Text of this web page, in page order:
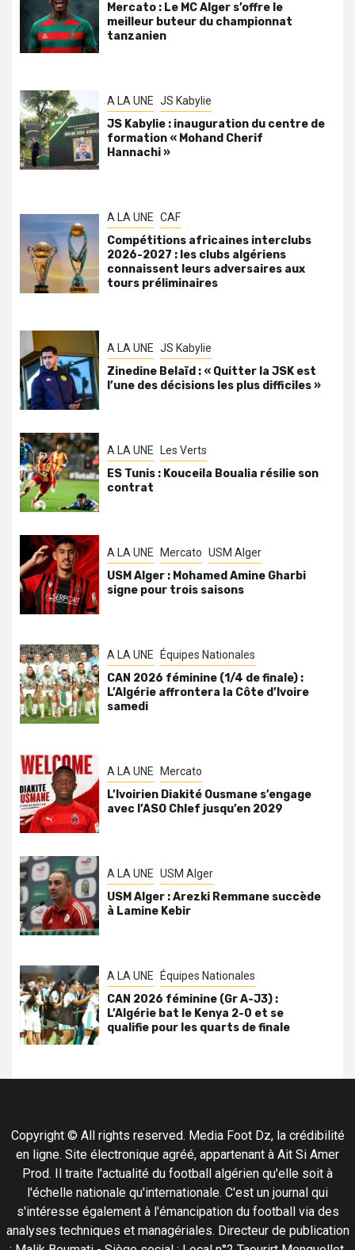
Mercato : Le MC Alger s’offre le
meilleur buteur du championnat
tanzanien
A LA UNE JS Kabylie
JS Kabylie : inauguration du centre de
formation « Mohand Cherif
Hannachi »
A LA UNE CAF
Compétitions africaines interclubs
2026-2027 : les clubs algériens
connaissent leurs adversaires aux
tours préliminaires
A LA UNE JS Kabylie
Zinedine Belaïd : « Quitter la JSK est
l’une des décisions les plus difficiles »
A LA UNE Les Verts
ES Tunis : Kouceila Boualia résilie son
contrat
A LA UNE Mercato USM Alger
USM Alger : Mohamed Amine Gharbi
signe pour trois saisons
A LA UNE Équipes Nationales
CAN 2026 féminine (1/4 de finale) :
L’Algérie affrontera la Côte d’Ivoire
samedi
A LA UNE Mercato
L’Ivoirien Diakité Ousmane s’engage
avec l’ASO Chlef jusqu’en 2029
A LA UNE USM Alger
USM Alger : Arezki Remmane succède
à Lamine Kebir
A LA UNE Équipes Nationales
CAN 2026 féminine (Gr A-J3) :
L’Algérie bat le Kenya 2-0 et se
qualifie pour les quarts de finale
Copyright © All rights reserved. Media Foot Dz, la crédibilité
en ligne. Site électronique agréé, appartenant à Ait Si Amer
Prod. Il traite l'actualité du football algérien qu'elle soit à
l'échelle nationale qu'internationale. C'est un journal qui
s'intéresse également à l'émancipation du football via des
analyses techniques et managériales. Directeur de publication